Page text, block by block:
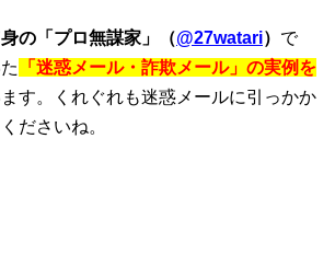
の「プロ無謀家」（@27watari） で
「迷惑メール・詐欺メール」の実例を
す。くれぐれも迷惑メールに引っかか
ださいね。